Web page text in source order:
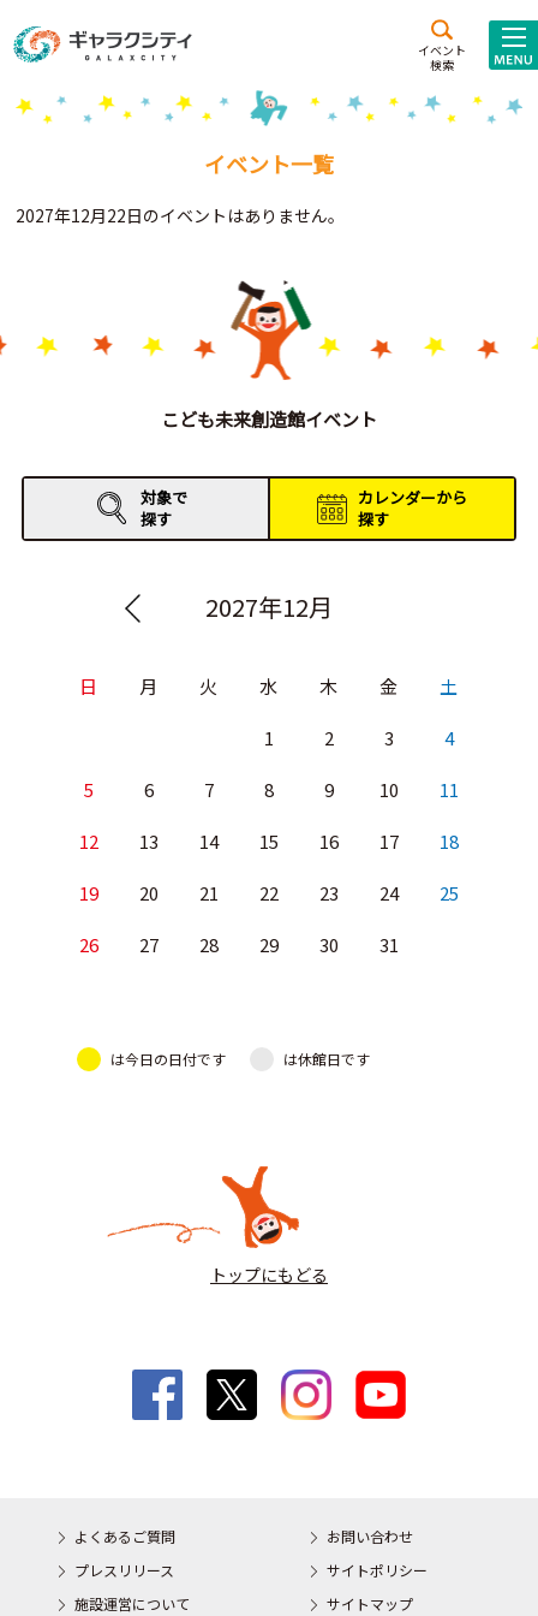
イベント
検索
施設案内
こども
西新井
施設･
Gがくえん
お知らせ
イベントレポート
イベント一覧
2027年12月22日のイベントはありません。
こども未来創造館イベント
対象で
探す
カレンダーから
探す
2027年12月
日 月 火 水 木 金 土
1 2 3 4
5 6 7 8 9 10 11
12 13 14 15 16 17 18
19 20 21 22 23 24 25
26 27 28 29 30 31
は今日の日付です は休館日です
トップにもどる
よくあるご質問
お問い合わせ
プレスリリース
サイトポリシー
施設運営について
サイトマップ